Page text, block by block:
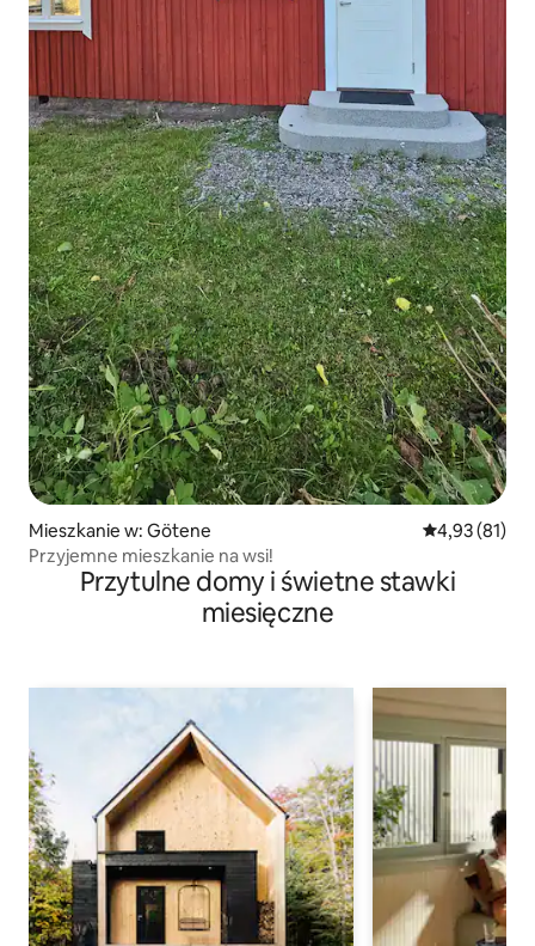
Mieszkanie w: Götene Średnia
4,93 (81)
Przyjemne mieszkanie na wsi!
Przytulne domy i świetne stawki
miesięczne